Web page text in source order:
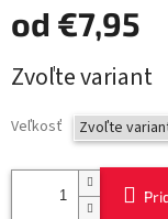
od €7,95
cena:
Zvoľte variant
Veľkosť